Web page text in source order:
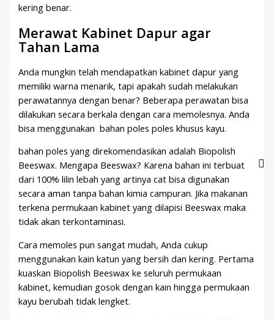
kering benar.
Merawat Kabinet Dapur agar
Tahan Lama
Anda mungkin telah mendapatkan kabinet dapur yang
memiliki warna menarik, tapi apakah sudah melakukan
perawatannya dengan benar? Beberapa perawatan bisa
dilakukan secara berkala dengan cara memolesnya. Anda
bisa menggunakan bahan poles poles khusus kayu.
bahan poles yang direkomendasikan adalah Biopolish
Beeswax. Mengapa Beeswax? Karena bahan ini terbuat
dari 100% lilin lebah yang artinya cat bisa digunakan
secara aman tanpa bahan kimia campuran. Jika makanan
terkena permukaan kabinet yang dilapisi Beeswax maka
tidak akan terkontaminasi.
Cara memoles pun sangat mudah, Anda cukup
menggunakan kain katun yang bersih dan kering. Pertama
kuaskan Biopolish Beeswax ke seluruh permukaan
kabinet, kemudian gosok dengan kain hingga permukaan
kayu berubah tidak lengket.